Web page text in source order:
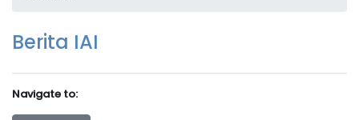
Berita IAI
Navigate to: